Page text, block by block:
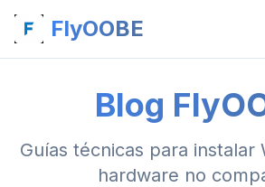
FlyOOBE
Blog
Guías técnicas para instalar
hardware no